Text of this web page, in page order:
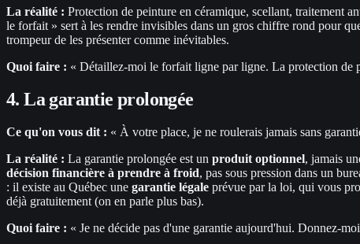
La réalité : Protection de peinture en céramique, scellant, traitement
le forfait » sert à les rendre invisibles dans un gros chiffre rond pour
trompeur de les présenter comme inévitables.
Quoi faire : « Détaillez-moi le forfait ligne par ligne. La protection de
4. La garantie prolongée
Ce qu'on vous dit : « À votre place, je ne roulerais jamais sans
La réalité : La garantie prolongée est un produit optionnel, jamais
décision financière à prendre à froid, pas sous pression dans un
: il existe au Québec une garantie légale prévue par la loi, qui vous
déjà gratuitement (on en parle plus bas).
Quoi faire : « Je ne décide pas d'une garantie aujourd'hui. Donnez-